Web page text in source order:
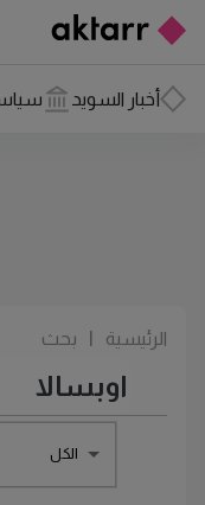
أخبار السويد
الرئيسية بحث
الكل